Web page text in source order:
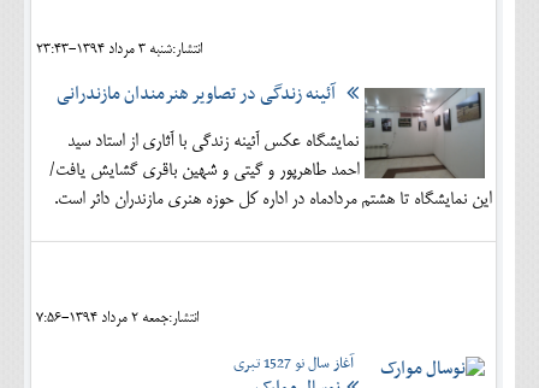
انتشار:شنبه 3 مرداد 1394-23:43
آئینه زندگی در تصاویر هنرمندان مازندرانی
نمایشگاه عکس آئینه زندگی با آثاری از استاد سید
احمد طاهرپور و گیتی و شهین باقری گشایش یافت/
این نمایشگاه تا هشتم مردادماه در اداره کل حوزه هنری مازندران دائر است.
انتشار:جمعه 2 مرداد 1394-7:56
آغاز سال نو 1527 تبری